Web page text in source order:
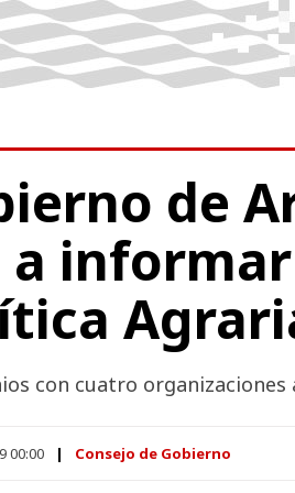
de
a
con cuatro organizaciones
00:00 Consejo de Gobierno